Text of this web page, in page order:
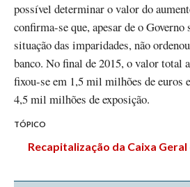
possível determinar o valor do
confirma-se que, apesar de o Governo
situação das imparidades, não
banco. No final de 2015, o valor total
fixou-se em 1,5 mil milhões de euros
4,5 mil milhões de exposição.
TÓPICO
Recapitalização da Caixa